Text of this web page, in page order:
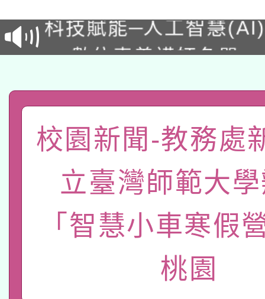
暨閱讀推動專業研習
科技賦能─人工智慧
礎課程
A3數位素養講師名單
pilot」
有關大陸委員會函釋公
薪期間赴陸應申請許可
轉知經濟部水利署委託
業技術研究院辦理「
用水績優單位及節水達
動」
115年8月22日(星期六
桃園市孔廟祈福系列
開 智慧啟航」
2026年桃園地景藝術
「2026桃園藝術巡演
轉知教育部國民及學前
國立臺灣師範大學辦
本館辦理115年度閱讀
校園新聞-教務處
立臺灣師範大
「智慧小車寒假
桃園